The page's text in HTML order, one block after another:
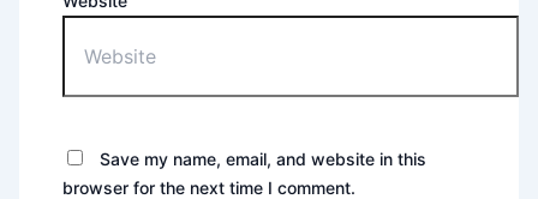
Save my name, email, and website in this
browser for the next time I comment.